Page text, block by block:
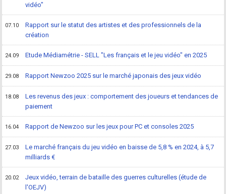
vidéo"
07.10
Rapport sur le statut des artistes et des professionnels de la
création
24.09 Etude Médiamétrie - SELL "Les français et le jeu vidéo" en 2025
29.08 Rapport Newzoo 2025 sur le marché japonais des jeux vidéo
18.08
Les revenus des jeux : comportement des joueurs et tendances de
paiement
16.04 Rapport de Newzoo sur les jeux pour PC et consoles 2025
27.03
Le marché français du jeu vidéo en baisse de 5,8 % en 2024, à 5,7
milliards €
20.02
Jeux vidéo, terrain de bataille des guerres culturelles (étude de
l'OEJV)